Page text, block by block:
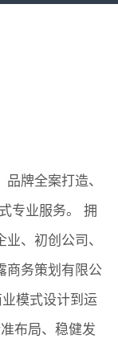
牌全案打造、
专业服务。 拥
、初创公司、
商务策划有限公
模式设计到运
布局、稳健发